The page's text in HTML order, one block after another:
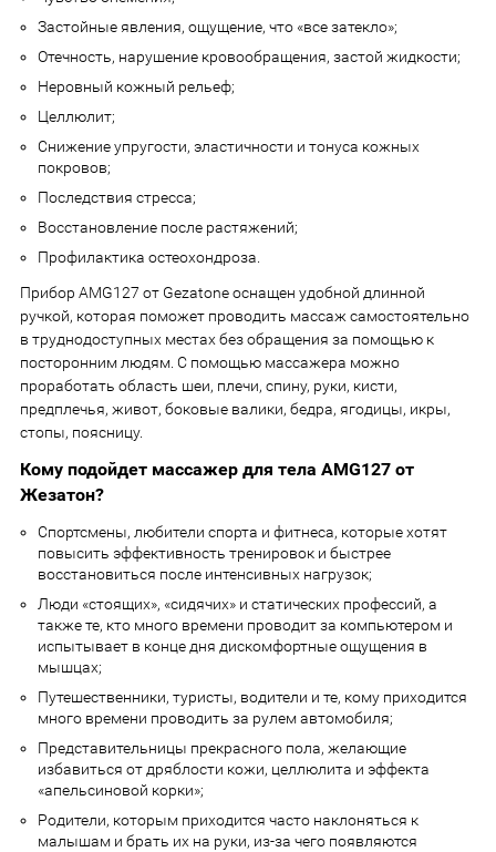
Застойные явления, ощущение, что «все затекло»;
Отечность, нарушение кровообращения, застой жидкости;
Неровный кожный рельеф;
Целлюлит;
Снижение упругости, эластичности и тонуса кожных
покровов;
Последствия стресса;
Восстановление после растяжений;
Профилактика остеохондроза.
Прибор AMG127 от Gezatone оснащен удобной длинной
ручкой, которая поможет проводить массаж самостоятельно
в труднодоступных местах без обращения за помощью к
посторонним людям. С помощью массажера можно
проработать область шеи, плечи, спину, руки, кисти,
предплечья, живот, боковые валики, бедра, ягодицы, икры,
стопы, поясницу.
Кому подойдет массажер для тела AMG127 от
Жезатон?
Спортсмены, любители спорта и фитнеса, которые хотят
повысить эффективность тренировок и быстрее
восстановиться после интенсивных нагрузок;
Люди «стоящих», «сидячих» и статических профессий, а
также те, кто много времени проводит за компьютером и
испытывает в конце дня дискомфортные ощущения в
мышцах;
Путешественники, туристы, водители и те, кому приходится
много времени проводить за рулем автомобиля;
Представительницы прекрасного пола, желающие
избавиться от дряблости кожи, целлюлита и эффекта
«апельсиновой корки»;
Родители, которым приходится часто наклоняться к
малышам и брать их на руки, из-за чего появляются